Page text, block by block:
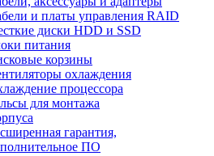
и платы управления RAID
диски HDD и SSD
питания
корзины
охлаждения
процессора
для монтажа
гарантия,
ПО